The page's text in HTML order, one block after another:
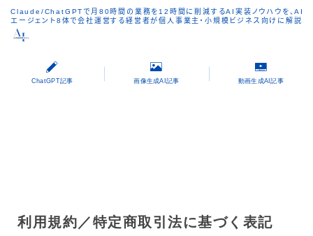
Claude/ChatGPTで月80時間の業務を12時間に削減するAI実装ノウハウを、AI
エージェント8体で会社運営する経営者が個人事業主・小規模ビジネス向けに解説
ChatGPT記事 画像生成AI記事 動画生成AI記事
利用規約／特定商取引法に基づく表記